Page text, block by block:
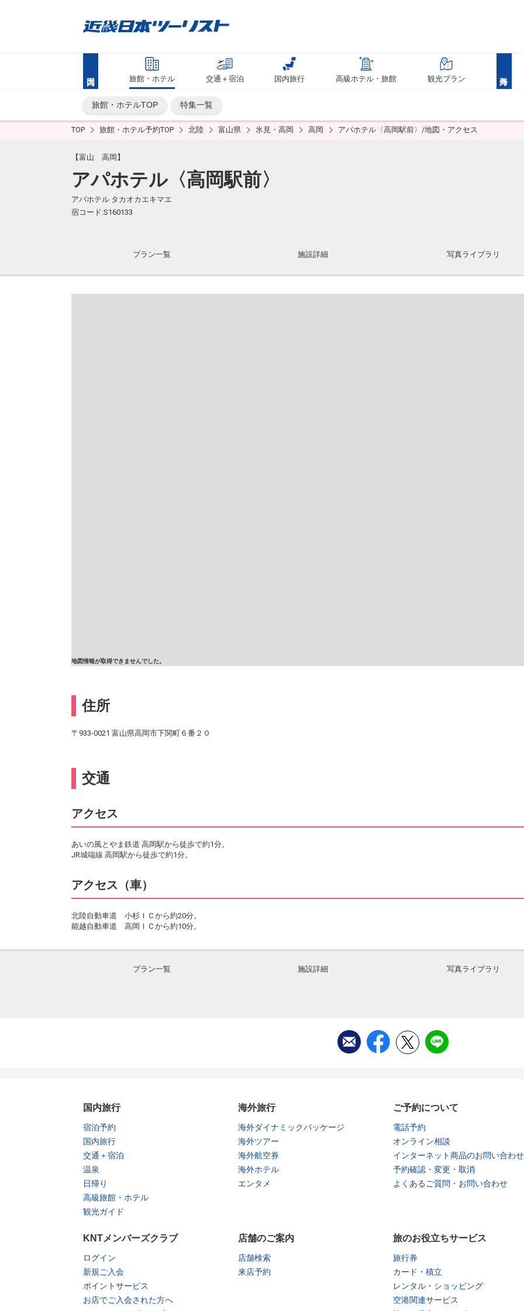
旅館・ホテル 交通＋宿泊 国内旅行 高級ホテル・旅館 観光プラン
旅館・ホテルTOP 特集一覧
TOP 旅館・ホテル予約TOP 北陸 富山県 氷見・高岡 高岡 アパホテル〈高岡駅前〉/地図・アクセス
【富山 高岡】
アパホテル〈高岡駅前〉
アパホテル タカオカエキマエ
宿コード:S160133
プラン一覧 施設詳細 写真ライブラリ
地図情報が取得できませんでした。
住所
〒933-0021 富山県高岡市下関町６番２０
交通
アクセス
あいの風とやま鉄道 高岡駅から徒歩で約1分。
JR城端線 高岡駅から徒歩で約1分。
アクセス（車）
北陸自動車道 小杉ＩＣから約20分。
能越自動車道 高岡ＩＣから約10分。
プラン一覧 施設詳細 写真ライブラリ
国内旅行
宿泊予約
国内旅行
交通＋宿泊
温泉
日帰り
高級旅館・ホテル
観光ガイド
海外旅行
海外ダイナミックパッケージ
海外ツアー
海外航空券
海外ホテル
エンタメ
ご予約について
電話予約
オンライン相談
インターネット商品のお問い合わせ
予約確認・変更・取消
よくあるご質問・お問い合わせ
KNTメンバーズクラブ
ログイン
新規ご入会
ポイントサービス
お店でご入会された方へ
店舗のご案内
店舗検索
来店予約
旅のお役立ちサービス
旅行券
カード・積立
レンタル・ショッピング
空港関連サービス